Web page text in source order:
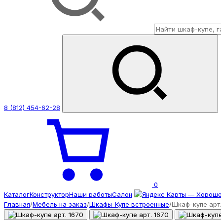
8 (812) 454-62-28
0
КаталогКонструкторНаши работыСалон
Главная/Мебель на заказ/Шкафы-Купе встроенные/Шкаф-купе